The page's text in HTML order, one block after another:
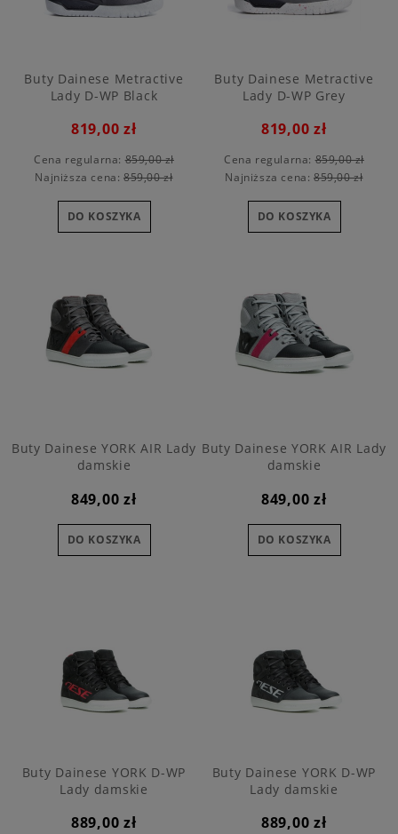
Buty Dainese Metractive
Lady D-WP Black
819,00 zł
Cena regularna:859,00 zł
Najniższa cena:859,00 zł
DO KOSZYKA
Buty Dainese Metractive
Lady D-WP Grey
819,00 zł
Cena regularna:859,00 zł
Najniższa cena:859,00 zł
DO KOSZYKA
Buty Dainese YORK AIR Lady
damskie
849,00 zł
DO KOSZYKA
Buty Dainese YORK AIR Lady
damskie
849,00 zł
DO KOSZYKA
Buty Dainese YORK D-WP
Lady damskie
889,00 zł
Buty Dainese YORK D-WP
Lady damskie
889,00 zł